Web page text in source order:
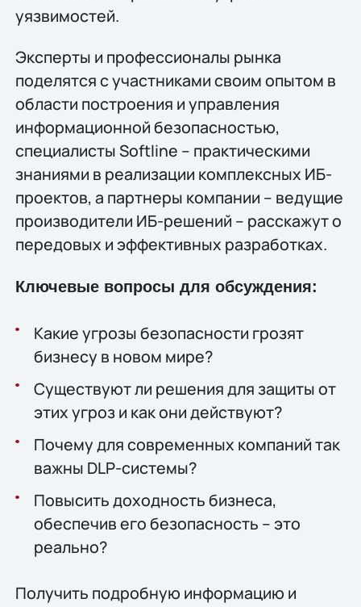
уязвимостей.
Эксперты и профессионалы рынка
поделятся с участниками своим опытом в
области построения и управления
информационной безопасностью,
специалисты Softline – практическими
знаниями в реализации комплексных ИБ-
проектов, а партнеры компании – ведущие
производители ИБ-решений – расскажут о
передовых и эффективных разработках.
Ключевые вопросы для обсуждения:
Какие угрозы безопасности грозят
бизнесу в новом мире?
Существуют ли решения для защиты от
этих угроз и как они действуют?
Почему для современных компаний так
важны DLP-системы?
Повысить доходность бизнеса,
обеспечив его безопасность – это
реально?
Получить подробную информацию и